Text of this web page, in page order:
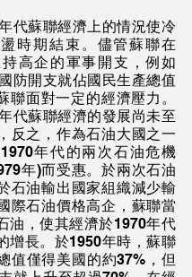
代蘇聯經濟上的情況使冷
時期結束。儘管蘇聯在
高企的軍事開支，例如
防開支就佔國民生產總值
聯面對一定的經濟壓力。
代蘇聯經濟的發展尚未至
反之，作為石油大國之一
年代的兩次石油危機
年)而受惠。於兩次石油
石油輸出國家組織減少輸
際石油價格高企，蘇聯當
油，使其經濟於1970年代
增長。於1950年時，蘇聯
值僅得美國的約37%，但